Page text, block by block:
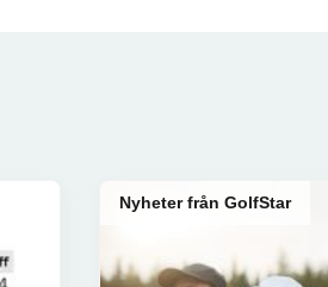
Nyheter från GolfStar